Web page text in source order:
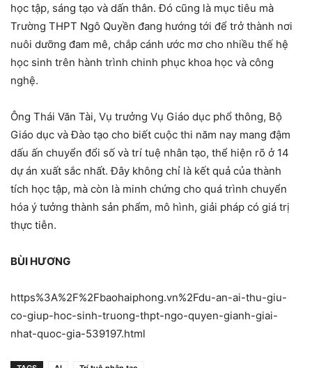
học tập, sáng tạo và dấn thân. Đó cũng là mục tiêu mà
Trường THPT Ngô Quyền đang hướng tới để trở thành nơi
nuôi dưỡng đam mê, chắp cánh ước mơ cho nhiều thế hệ
học sinh trên hành trình chinh phục khoa học và công
nghệ.
Ông Thái Văn Tài, Vụ trưởng Vụ Giáo dục phổ thông, Bộ
Giáo dục và Đào tạo cho biết cuộc thi năm nay mang đậm
dấu ấn chuyển đổi số và trí tuệ nhân tạo, thể hiện rõ ở 14
dự án xuất sắc nhất. Đây không chỉ là kết quả của thành
tích học tập, mà còn là minh chứng cho quá trình chuyển
hóa ý tưởng thành sản phẩm, mô hình, giải pháp có giá trị
thực tiễn.
BÙI HƯƠNG
https%3A%2F%2Fbaohaiphong.vn%2Fdu-an-ai-thu-giu-
co-giup-hoc-sinh-truong-thpt-ngo-quyen-gianh-giai-
nhat-quoc-gia-539197.html